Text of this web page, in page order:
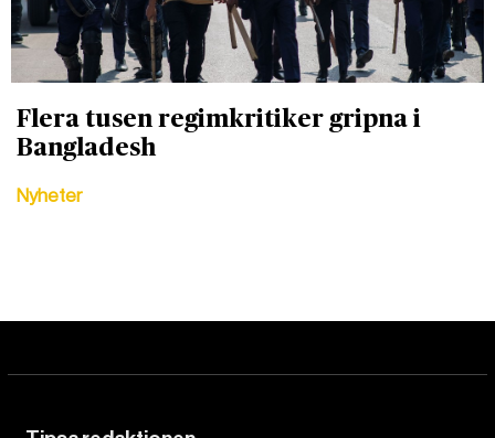
Flera tusen regimkritiker gripna i
Bangladesh
Nyheter